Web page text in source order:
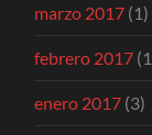
marzo 2017 (1)
febrero 2017
enero 2017 (3)